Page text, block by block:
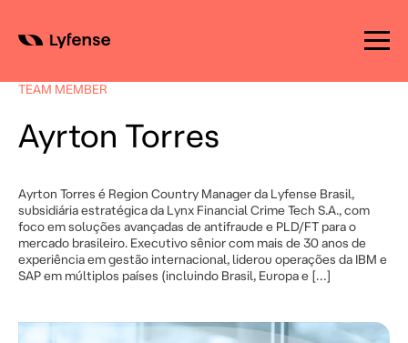
to TEAM MEMBER
Ayrton Torres
Ayrton Torres é Region Country Manager da Lyfense Brasil,
subsidiária estratégica da Lynx Financial Crime Tech S.A., com
foco em soluções avançadas de antifraude e PLD/FT para o
mercado brasileiro. Executivo sênior com mais de 30 anos de
experiência em gestão internacional, liderou operações da IBM e
SAP em múltiplos países (incluindo Brasil, Europa e […]